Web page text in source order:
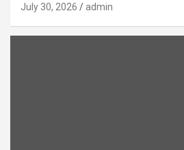
July 30, 2026 admin